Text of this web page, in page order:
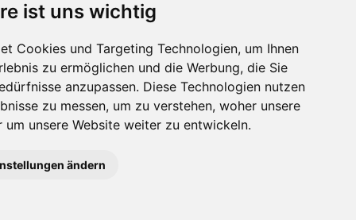
ist uns wichtig
Cookies und Targeting Technologien, um Ihnen
zu ermöglichen und die Werbung, die Sie
anzupassen. Diese Technologien nutzen
zu messen, um zu verstehen, woher unsere
um unsere Website weiter zu entwickeln.
ändern
Siebanlage
Straßenfräsen